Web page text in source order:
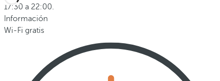
17:30 a 22:00.
Información
Wi-Fi gratis